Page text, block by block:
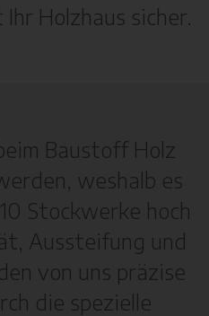
Holzhaus sicher.
Baustoff Holz
weshalb es
Stockwerke hoch
Aussteifung und
von uns präzise
die spezielle